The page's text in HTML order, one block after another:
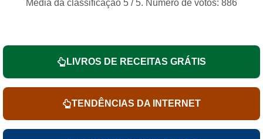
Média da classificação 5 / 5. Número de votos: 886
LIVROS DE RECEITAS GRÁTIS
TENDÊNCIAS DA INTERNET